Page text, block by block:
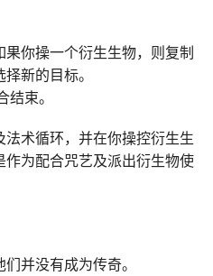
你操一个衍生生物，则复制
新的目标。
束。
术循环，并在你操控衍生生
为配合咒艺及派出衍生物使
并没有成为传奇。